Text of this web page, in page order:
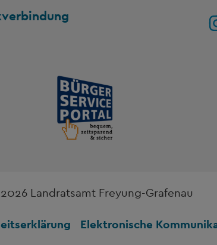
Landratsamt Freyung-Grafenau
Elektronische